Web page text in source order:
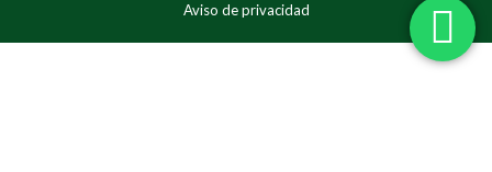
Aviso de privacidad